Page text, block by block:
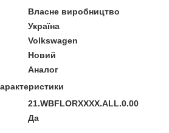
Власне виробництво
Україна
Volkswagen
Новий
Аналог
21.WBFLORXXXX.ALL.0.00
Да